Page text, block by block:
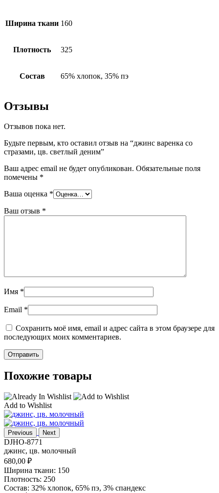
Ширина ткани 160
Плотность 325
Состав 65% хлопок, 35% пэ
Отзывы
Отзывов пока нет.
Будьте первым, кто оставил отзыв на “джинс варенка со
стразами, цв. светлый деним”
Ваш адрес email не будет опубликован. Обязательные поля
помечены *
Ваша оценка *
Ваш отзыв *
Имя *
Email *
Сохранить моё имя, email и адрес сайта в этом браузере для
последующих моих комментариев.
Похожие товары
Add to Wishlist
Previous Next
DJHO-8771
джинс, цв. молочный
680,00 ₽
Ширина ткани: 150
Плотность: 250
Состав: 32% хлопок, 65% пэ, 3% спандекс